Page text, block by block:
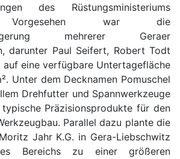
des Rüstungsministeriums
Vorgesehen war die
mehrerer Geraer
darunter Paul Seifert, Robert Todt
auf eine verfügbare Untertagefläche
Unter dem Decknamen Pomuschel
Drehfutter und Spannwerkzeuge
Präzisionsprodukte für den
Parallel dazu plante die
Jahr K.G. in Gera-Liebschwitz
Bereichs zu einer größeren